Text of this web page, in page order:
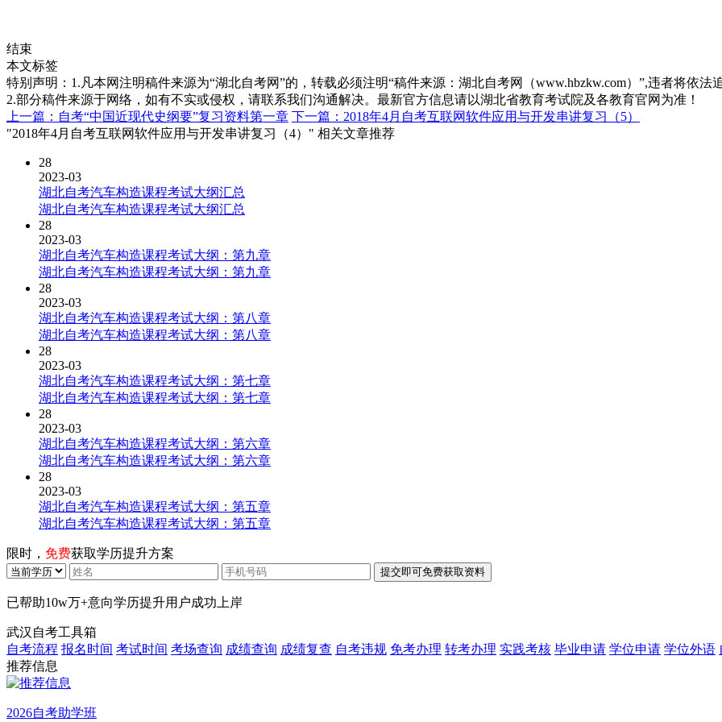
结束
本文标签
特别声明：1.凡本网注明稿件来源为“湖北自考网”的，转载必须注明“稿件来源：湖北自考网（www.hbzkw.com）”,违者将依法
2.部分稿件来源于网络，如有不实或侵权，请联系我们沟通解决。最新官方信息请以湖北省教育考试院及各教育官网为准！
上一篇：自考“中国近现代史纲要”复习资料第一章 下一篇：2018年4月自考互联网软件应用与开发串讲复习（5）
"2018年4月自考互联网软件应用与开发串讲复习（4）" 相关文章推荐
28
2023-03
湖北自考汽车构造课程考试大纲汇总
湖北自考汽车构造课程考试大纲汇总
28
2023-03
湖北自考汽车构造课程考试大纲：第九章
湖北自考汽车构造课程考试大纲：第九章
28
2023-03
湖北自考汽车构造课程考试大纲：第八章
湖北自考汽车构造课程考试大纲：第八章
28
2023-03
湖北自考汽车构造课程考试大纲：第七章
湖北自考汽车构造课程考试大纲：第七章
28
2023-03
湖北自考汽车构造课程考试大纲：第六章
湖北自考汽车构造课程考试大纲：第六章
28
2023-03
湖北自考汽车构造课程考试大纲：第五章
湖北自考汽车构造课程考试大纲：第五章
限时， 免费获取学历提升方案
已帮助10w万+意向学历提升用户成功上岸
武汉自考工具箱
自考流程 报名时间 考试时间 考场查询 成绩查询 成绩复查 自考违规 免考办理 转考办理 实践考核 毕业申请 学位申请 学位外语
推荐信息
2026自考助学班